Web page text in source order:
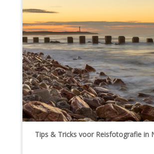
Tips & Tricks voor Reisfotografie in